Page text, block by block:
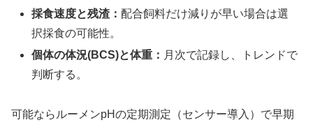
採食速度と残渣： 配合飼料だけ減りが早い場合は選
択採食の可能性。
個体の体況(BCS)と体重： 月次で記録し、トレンドで
判断する。
可能ならルーメンpHの定期測定（センサー導入）で早期